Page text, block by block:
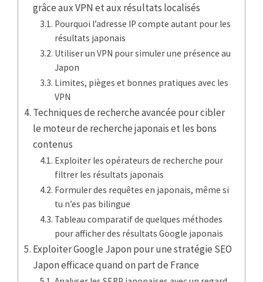
grâce aux VPN et aux résultats localisés
Pourquoi l’adresse IP compte autant pour les
résultats japonais
Utiliser un VPN pour simuler une présence au
Japon
Limites, pièges et bonnes pratiques avec les
VPN
Techniques de recherche avancée pour cibler
le moteur de recherche japonais et les bons
contenus
Exploiter les opérateurs de recherche pour
filtrer les résultats japonais
Formuler des requêtes en japonais, même si
tu n’es pas bilingue
Tableau comparatif de quelques méthodes
pour afficher des résultats Google japonais
Exploiter Google Japon pour une stratégie SEO
Japon efficace quand on part de France